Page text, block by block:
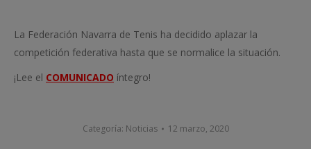
La Federación Navarra de Tenis ha decidido aplazar la
competición federativa hasta que se normalice la situación.
¡Lee el COMUNICADO íntegro!
Categoría: Noticias 12 marzo, 2020